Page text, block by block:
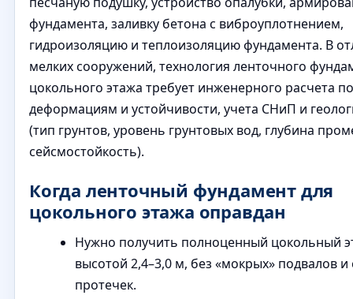
фундамента, заливку бетона с виброуплотнением,
гидроизоляцию и теплоизоляцию фундамента. В
мелких сооружений, технология ленточного
цокольного этажа требует инженерного расчета по
деформациям и устойчивости, учета СНиП и
(тип грунтов, уровень грунтовых вод, глубина
сейсмостойкость).
Когда ленточный фундамент для
цокольного этажа оправдан
Нужно получить полноценный цокольный
высотой 2,4–3,0 м, без «мокрых» подвалов и
протечек.